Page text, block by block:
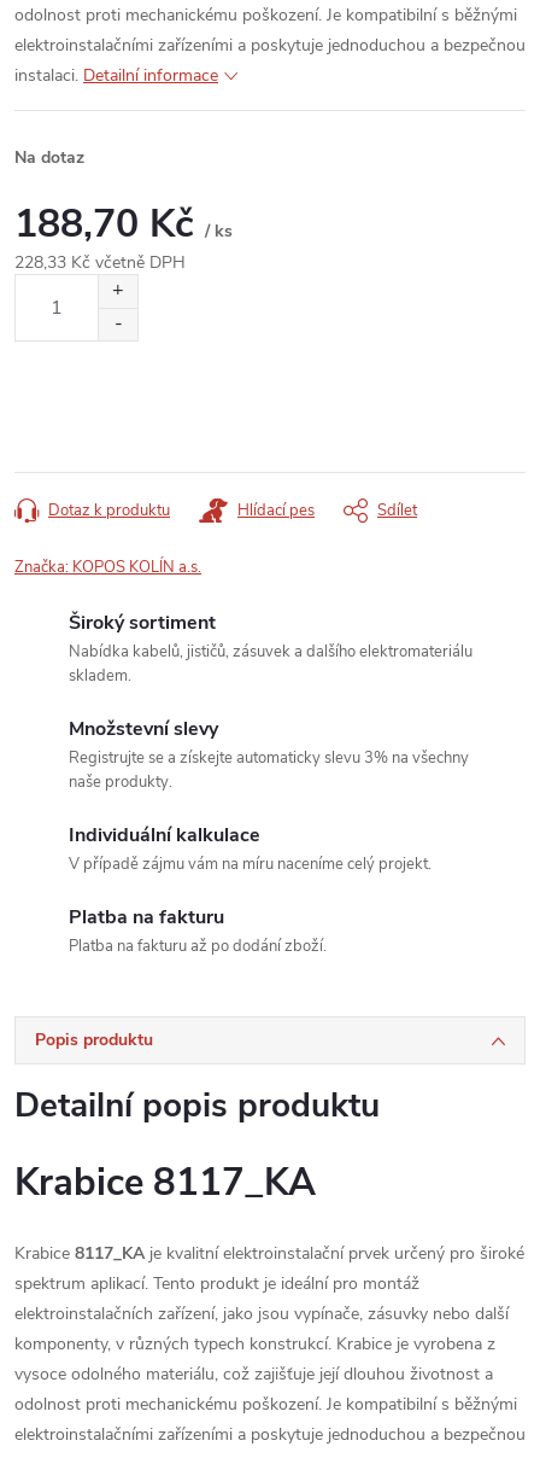
odolnost proti mechanickému poškození. Je kompatibilní s běžnými
elektroinstalačními zařízeními a poskytuje jednoduchou a bezpečnou
instalaci. Detailní informace
Na dotaz
188,70 Kč / ks
228,33 Kč včetně DPH
Dotaz k produktu Hlídací pes Sdílet
Značka: KOPOS KOLÍN a.s.
Široký sortiment
Nabídka kabelů, jističů, zásuvek a dalšího elektromateriálu
skladem.
Množstevní slevy
Registrujte se a získejte automaticky slevu 3% na všechny
naše produkty.
Individuální kalkulace
V případě zájmu vám na míru naceníme celý projekt.
Platba na fakturu
Platba na fakturu až po dodání zboží.
Popis produktu
Detailní popis produktu
Krabice 8117_KA
Krabice 8117_KAje kvalitní elektroinstalační prvek určený pro široké
spektrum aplikací. Tento produkt je ideální pro montáž
elektroinstalačních zařízení, jako jsou vypínače, zásuvky nebo další
komponenty, v různých typech konstrukcí. Krabice je vyrobena z
vysoce odolného materiálu, což zajišťuje její dlouhou životnost a
odolnost proti mechanickému poškození. Je kompatibilní s běžnými
elektroinstalačními zařízeními a poskytuje jednoduchou a bezpečnou